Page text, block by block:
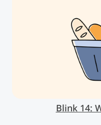
Blink 14: